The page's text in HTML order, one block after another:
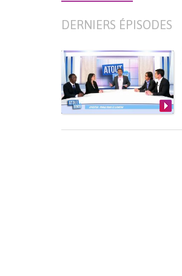
DERNIERS ÉPISODES